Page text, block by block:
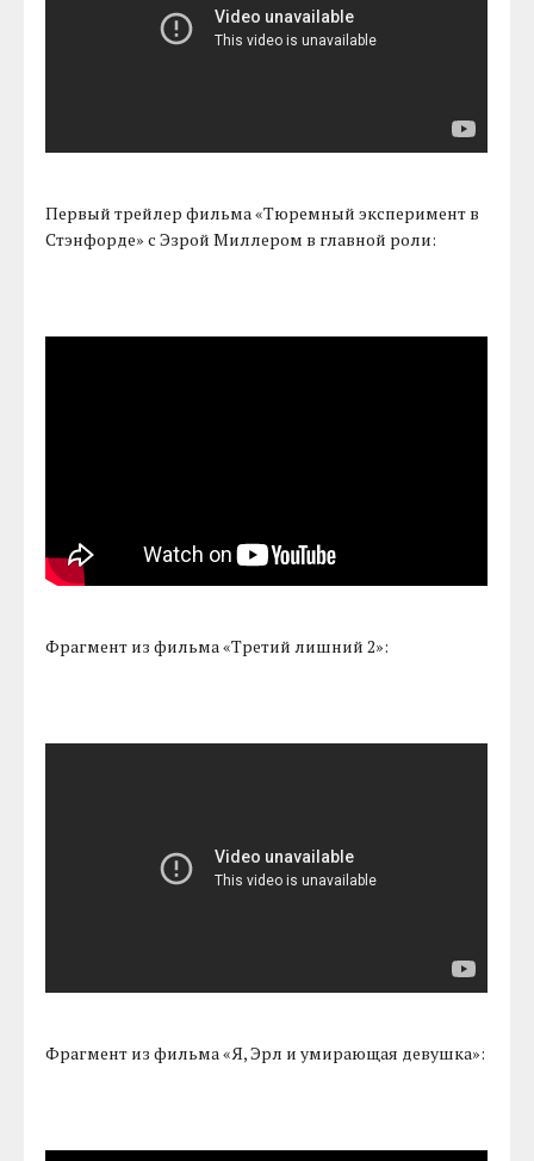
Первый трейлер фильма «Тюремный эксперимент в
Стэнфорде» с Эзрой Миллером в главной роли:
Фрагмент из фильма «Третий лишний 2»:
Фрагмент из фильма «Я, Эрл и умирающая девушка»: